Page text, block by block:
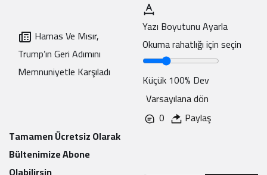
Hamas Ve Mısır,
Trump’ın Geri Adımını
Memnuniyetle Karşıladı
Yazı Boyutunu Ayarla
Okuma rahatlığı için seçin
Küçük100% Dev
Varsayılana dön
0
Paylaş
Tamamen Ücretsiz Olarak
Bültenimize Abone